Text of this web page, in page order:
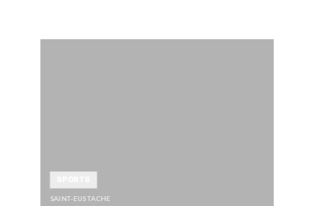
SAINT-EUSTACHE